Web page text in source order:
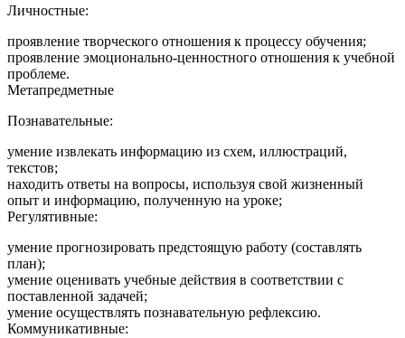
Личностные:
проявление творческого отношения к процессу обучения;
проявление эмоционально-ценностного отношения к учебной
проблеме.
Метапредметные
Познавательные:
умение извлекать информацию из схем, иллюстраций,
текстов;
находить ответы на вопросы, используя свой жизненный
опыт и информацию, полученную на уроке;
Регулятивные:
умение прогнозировать предстоящую работу (составлять
план);
умение оценивать учебные действия в соответствии с
поставленной задачей;
умение осуществлять познавательную рефлексию.
Коммуникативные: